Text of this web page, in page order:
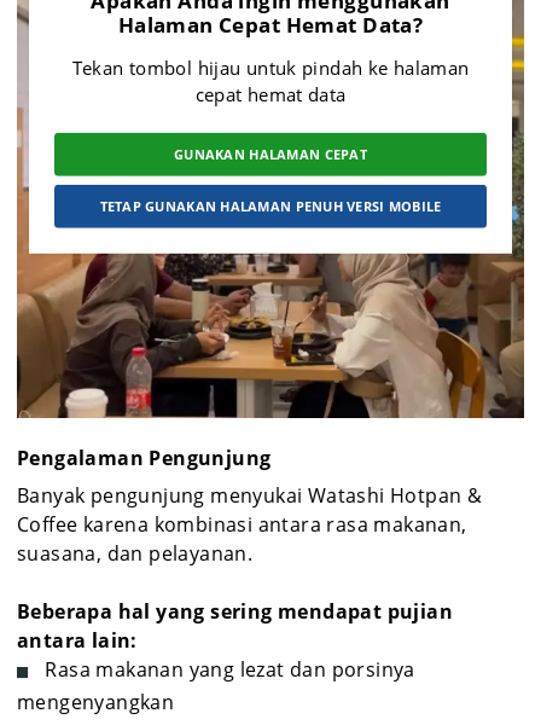
Halaman Cepat Hemat Data?
Tekan tombol hijau untuk pindah ke halaman
cepat hemat data
GUNAKAN HALAMAN CEPAT
TETAP GUNAKAN HALAMAN PENUH VERSI MOBILE
Pengalaman Pengunjung
Banyak pengunjung menyukai Watashi Hotpan &
Coffee karena kombinasi antara rasa makanan,
suasana, dan pelayanan.
Beberapa hal yang sering mendapat pujian
antara lain:
Rasa makanan yang lezat dan porsinya
mengenyangkan